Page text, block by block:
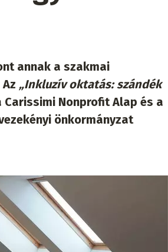
annak a szakmai
„Inkluzív oktatás: szándék
Nonprofit Alap és a
önkormányzat